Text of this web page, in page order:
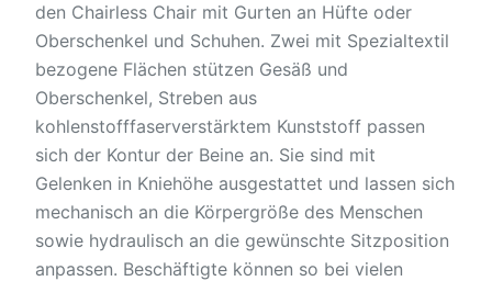
den Chairless Chair mit Gurten an Hüfte oder
Oberschenkel und Schuhen. Zwei mit Spezialtextil
bezogene Flächen stützen Gesäß und
Oberschenkel, Streben aus
kohlenstofffaserverstärktem Kunststoff passen
sich der Kontur der Beine an. Sie sind mit
Gelenken in Kniehöhe ausgestattet und lassen sich
mechanisch an die Körpergröße des Menschen
sowie hydraulisch an die gewünschte Sitzposition
anpassen. Beschäftigte können so bei vielen